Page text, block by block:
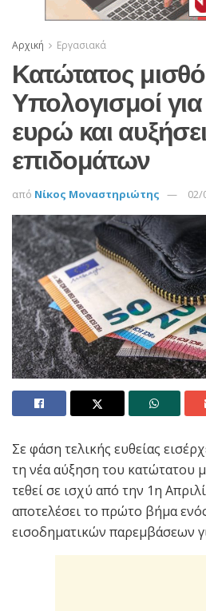
Αρχική Εργασιακά
Κατώτατος
Υπολογισμοί
ευρώ και
επιδομάτων
από Νίκος Μοναστηριώτης 02/
Σε φάση τελικής ευθείας
τη νέα αύξηση του κατώτατου
τεθεί σε ισχύ από την 1η
αποτελέσει το πρώτο βήμα
εισοδηματικών παρεμβάσεων